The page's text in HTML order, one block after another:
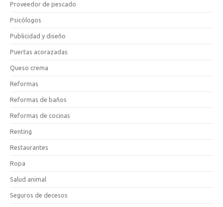
Proveedor de pescado
Psicólogos
Publicidad y diseño
Puertas acorazadas
Queso crema
Reformas
Reformas de baños
Reformas de cocinas
Renting
Restaurantes
Ropa
Salud animal
Seguros de decesos